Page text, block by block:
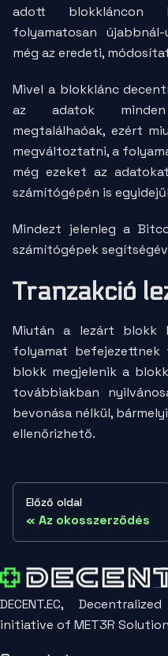
adott blokkláncon
folyamatosan
még az eredeti,
Mivel a blokklánc
az adatok minden
megtalálhaóak, ezért
megváltoztatni, a
még ezeket az
számítógépén is
Mindezt jelenleg a
számítógépek
Tranzakció
Miután a lezárt blokk
folyamat
blokk megjelenik a
továbbiakban
bevonása nélkül,
ellenőrizhető.
Előző oldal
Az okosszerződés
DECENT.EC,
initiative of MET3R